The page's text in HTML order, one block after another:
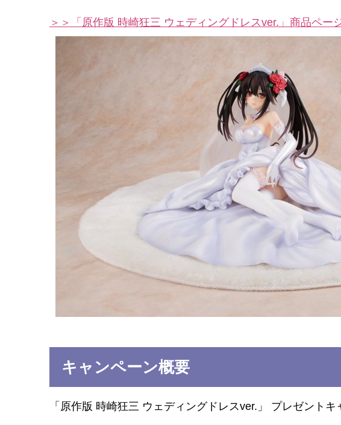
＞＞「原作版 時崎狂三 ウェディングドレスver.」商品ペー
キャンペーン概要
「原作版 時崎狂三 ウェディングドレスver.」 プレゼントキ